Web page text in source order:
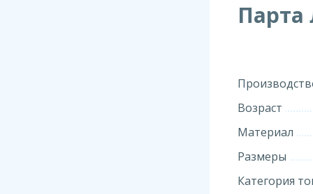
Парта
Возраст
Материал
Размеры
Категория